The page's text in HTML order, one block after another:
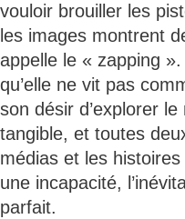
vouloir brouiller les
les images montrent
appelle le « zapping
qu’elle ne vit pas
son désir d’explorer
tangible, et toutes
médias et les
une incapacité,
parfait.